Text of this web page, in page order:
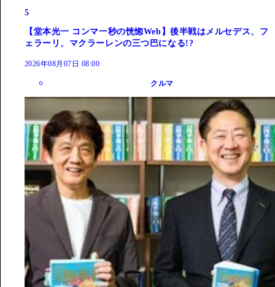
5
【堂本光一 コンマ一秒の恍惚Web】後半戦はメルセデス、フ
ェラーリ、マクラーレンの三つ巴になる!?
2026年08月07日 08:00
クルマ